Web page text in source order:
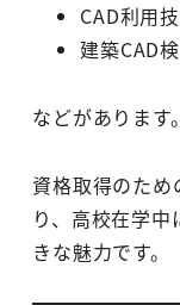
CAD利用
建築CAD
などがあります。
資格取得のた
り、高校在学
きな魅力です。